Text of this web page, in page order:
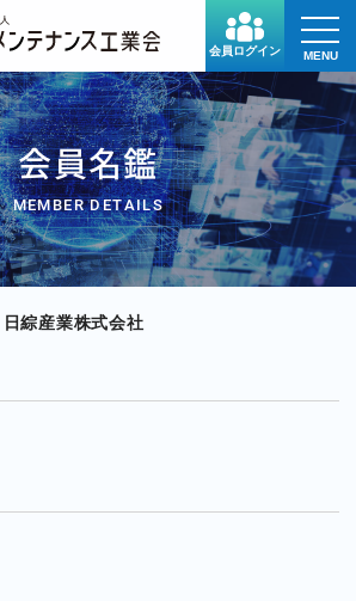
会員ログイン
toggle
MENU
会員名鑑
MEMBER DETAILS
日綜産業株式会社